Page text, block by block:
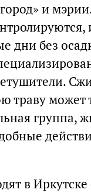
и
дни без
траву может
группа,
в Иркутске